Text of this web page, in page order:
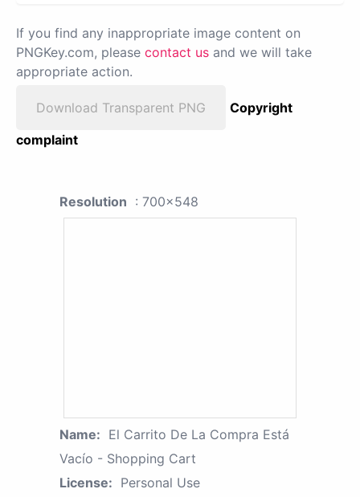
If you find any inappropriate image content on
PNGKey.com, please contact us and we will take
appropriate action.
Download Transparent PNG
Copyright
complaint
Resolution : 700x548
Name: El Carrito De La Compra Está
Vacío - Shopping Cart
License: Personal Use